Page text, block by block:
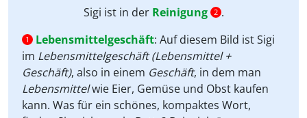
Sigi ist in der Reinigung 2 .
1 Lebensmittelgeschäft: Auf diesem Bild ist Sigi
im Lebensmittelgeschäft (Lebensmittel +
Geschäft), also in einem Geschäft, in dem man
Lebensmittelwie Eier, Gemüse und Obst kaufen
kann. Was für ein schönes, kompaktes Wort,